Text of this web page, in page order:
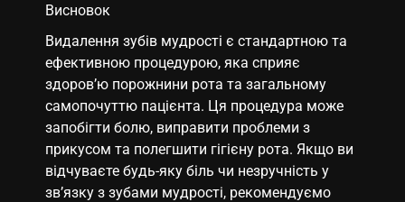
Висновок
Видалення зубів мудрості є стандартною та
ефективною процедурою, яка сприяє
здоров’ю порожнини рота та загальному
самопочуттю пацієнта. Ця процедура може
запобігти болю, виправити проблеми з
прикусом та полегшити гігієну рота. Якщо ви
відчуваєте будь-яку біль чи незручність у
зв’язку з зубами мудрості, рекомендуємо